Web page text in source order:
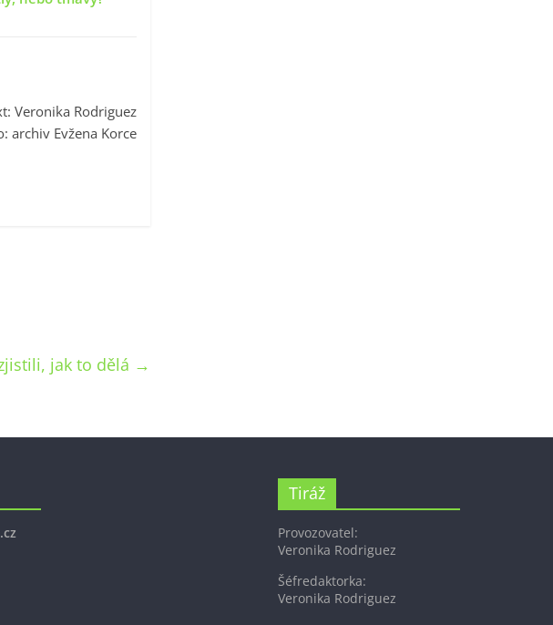
Veronika Rodriguez
archiv Evžena Korce
jak to dělá →
Tiráž
Provozovatel:
Veronika Rodriguez
Šéfredaktorka:
Veronika Rodriguez